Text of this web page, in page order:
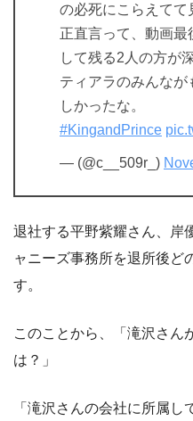
の必死にこらえてて
正直言って、動画最
して残る2人の方が
ティアラのみんな
しかったな。
#KingandPrince
— (@c__509r_)
退社する平野紫耀さん、岸
ャニーズ事務所を退所後ど
す。
このことから、「滝沢さん
は？」
「滝沢さんの会社に所属